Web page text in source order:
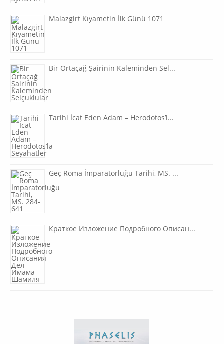
Malazgirt Kıyametin İlk Günü 1071
Bir Ortaçağ Şairinin Kaleminden Sel...
Tarihi İcat Eden Adam – Herodotos’l...
Geç Roma İmparatorluğu Tarihi, MS. ...
Краткое Изложение Подробного Описан...